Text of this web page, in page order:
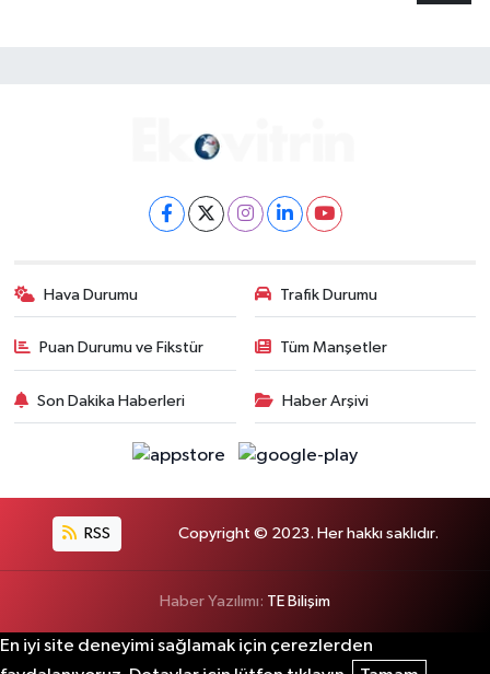
Hava Durumu Trafik Durumu
Puan Durumu ve Fikstür Tüm Manşetler
Son Dakika Haberleri Haber Arşivi
RSS Copyright © 2023. Her hakkı saklıdır.
Haber Yazılımı: TE Bilişim
En iyi site deneyimi sağlamak için çerezlerden